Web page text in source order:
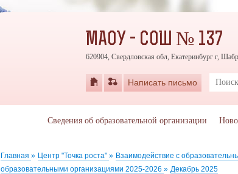
Главная » Центр "Точка роста" » Взаимодействие с
образовательными организациями 2025-2026 » Декабрь 2025
МАОУ - СОШ № 137
620904, Свердловская обл, Екатеринбург г,
Написать письмо
Сведения об образовательной организации